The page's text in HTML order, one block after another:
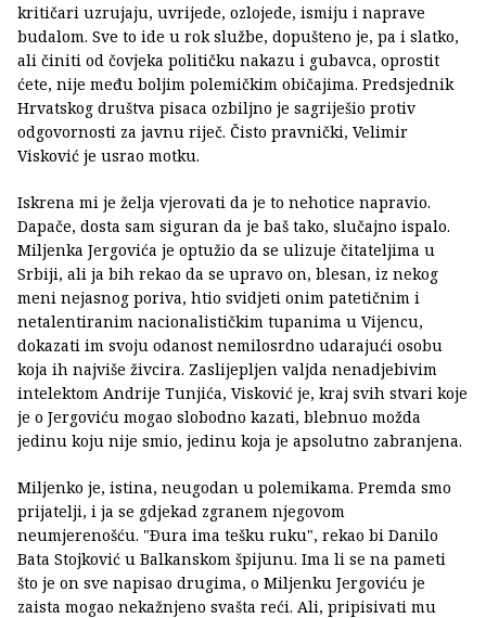
kritičari uzrujaju, uvrijede, ozlojede, ismiju i naprave
budalom. Sve to ide u rok službe, dopušteno je, pa i slatko,
ali činiti od čovjeka političku nakazu i gubavca, oprostit
ćete, nije među boljim polemičkim običajima. Predsjednik
Hrvatskog društva pisaca ozbiljno je sagriješio protiv
odgovornosti za javnu riječ. Čisto pravnički, Velimir
Visković je usrao motku.
Iskrena mi je želja vjerovati da je to nehotice napravio.
Dapače, dosta sam siguran da je baš tako, slučajno ispalo.
Miljenka Jergovića je optužio da se ulizuje čitateljima u
Srbiji, ali ja bih rekao da se upravo on, blesan, iz nekog
meni nejasnog poriva, htio svidjeti onim patetičnim i
netalentiranim nacionalističkim tupanima u Vijencu,
dokazati im svoju odanost nemilosrdno udarajući osobu
koja ih najviše živcira. Zaslijepljen valjda nenadjebivim
intelektom Andrije Tunjića, Visković je, kraj svih stvari koje
je o Jergoviću mogao slobodno kazati, blebnuo možda
jedinu koju nije smio, jedinu koja je apsolutno zabranjena.
Miljenko je, istina, neugodan u polemikama. Premda smo
prijatelji, i ja se gdjekad zgranem njegovom
neumjerenošću. "Ðura ima tešku ruku", rekao bi Danilo
Bata Stojković u Balkanskom špijunu. Ima li se na pameti
što je on sve napisao drugima, o Miljenku Jergoviću je
zaista mogao nekažnjeno svašta reći. Ali, pripisivati mu